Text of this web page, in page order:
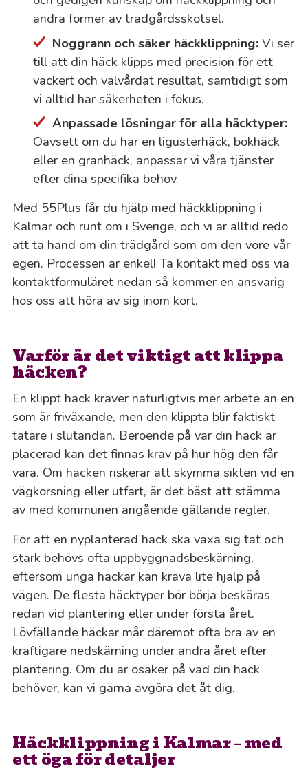
andra former av trädgårdsskötsel.
Noggrann och säker häckklippning:Vi ser
till att din häck klipps med precision för ett
vackert och välvårdat resultat, samtidigt som
vi alltid har säkerheten i fokus.
Anpassade lösningar för alla häcktyper:
Oavsett om du har en ligusterhäck, bokhäck
eller en granhäck, anpassar vi våra tjänster
efter dina specifika behov.
Med 55Plus får du hjälp med häckklippning i
Kalmar och runt om i Sverige, och vi är alltid redo
att ta hand om din trädgård som om den vore vår
egen. Processen är enkel! Ta kontakt med oss via
kontaktformuläret nedan så kommer en ansvarig
hos oss att höra av sig inom kort.
Varför är det viktigt att klippa
häcken?
En klippt häck kräver naturligtvis mer arbete än en
som är friväxande, men den klippta blir faktiskt
tätare i slutändan. Beroende på var din häck är
placerad kan det finnas krav på hur hög den får
vara. Om häcken riskerar att skymma sikten vid en
vägkorsning eller utfart, är det bäst att stämma
av med kommunen angående gällande regler.
För att en nyplanterad häck ska växa sig tät och
stark behövs ofta uppbyggnadsbeskärning,
eftersom unga häckar kan kräva lite hjälp på
vägen. De flesta häcktyper bör börja beskäras
redan vid plantering eller under första året.
Lövfällande häckar mår däremot ofta bra av en
kraftigare nedskärning under andra året efter
plantering. Om du är osäker på vad din häck
behöver, kan vi gärna avgöra det åt dig.
Häckklippning i Kalmar – med
ett öga för detaljer